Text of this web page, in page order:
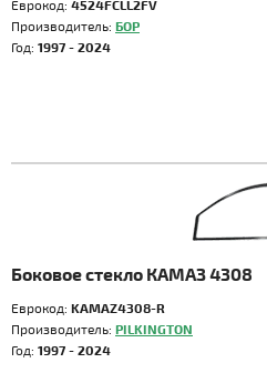
Еврокод: 4524FCLL2FV
Производитель: БОР
Год: 1997 - 2024
Боковое стекло КАМАЗ 4308
Еврокод: KAMAZ4308-R
Производитель: PILKINGTON
Год: 1997 - 2024